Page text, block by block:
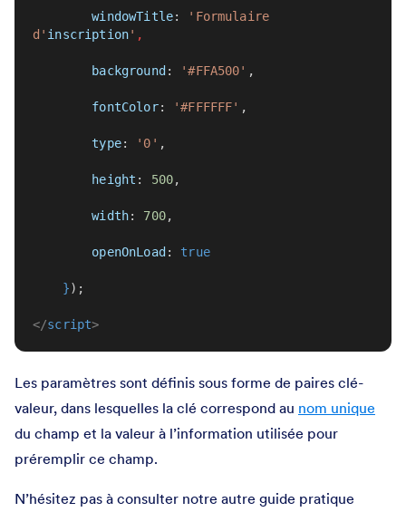
windowTitle:
'Formulaire
d' inscription' ,
background : '#FFA500' ,
fontColor: '#FFFFFF' ,
type: '0' ,
height : 500,
width: 700,
openOnLoad : true
});
</script>
Les paramètres sont définis sous forme de paires clé-
valeur, dans lesquelles la clé correspond au nom unique
du champ et la valeur à l’information utilisée pour
préremplir ce champ.
N’hésitez pas à consulter notre autre guide pratique